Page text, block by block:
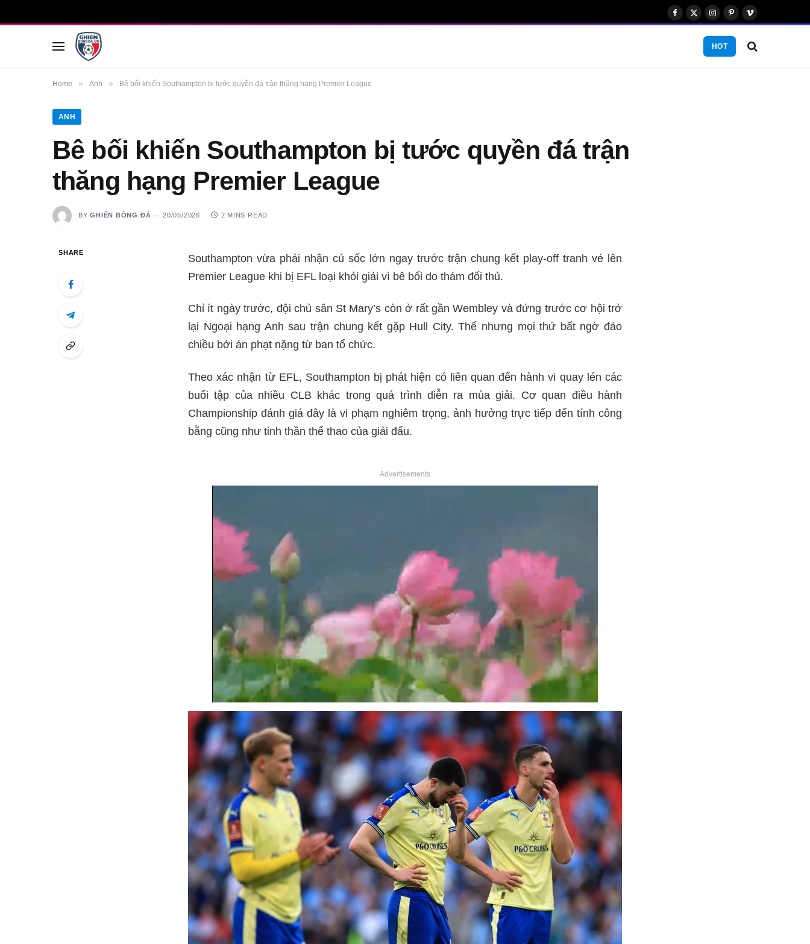
Facebook
X
Instagram
PinterestVimeo
HOT
Home » Anh » Bê bối khiến Southampton bị tước quyền đá trận thăng hạng Premier League
ANH
Bê bối khiến Southampton bị tước quyền đá trận
thăng hạng Premier League
BY GHIỀN BÓNG ĐÁ 20/05/2026 2 MINS READ
SHARE
Southampton vừa phải nhận cú sốc lớn ngay trước trận chung kết play-off tranh vé lên
Premier League khi bị EFL loại khỏi giải vì bê bối do thám đối thủ.
Chỉ ít ngày trước, đội chủ sân St Mary’s còn ở rất gần Wembley và đứng trước cơ hội trở
lại Ngoại hạng Anh sau trận chung kết gặp Hull City. Thế nhưng mọi thứ bất ngờ đảo
chiều bởi án phạt nặng từ ban tổ chức.
Theo xác nhận từ EFL, Southampton bị phát hiện có liên quan đến hành vi quay lén các
buổi tập của nhiều CLB khác trong quá trình diễn ra mùa giải. Cơ quan điều hành
Championship đánh giá đây là vi phạm nghiêm trọng, ảnh hưởng trực tiếp đến tính công
bằng cũng như tinh thần thể thao của giải đấu.
Advertisements